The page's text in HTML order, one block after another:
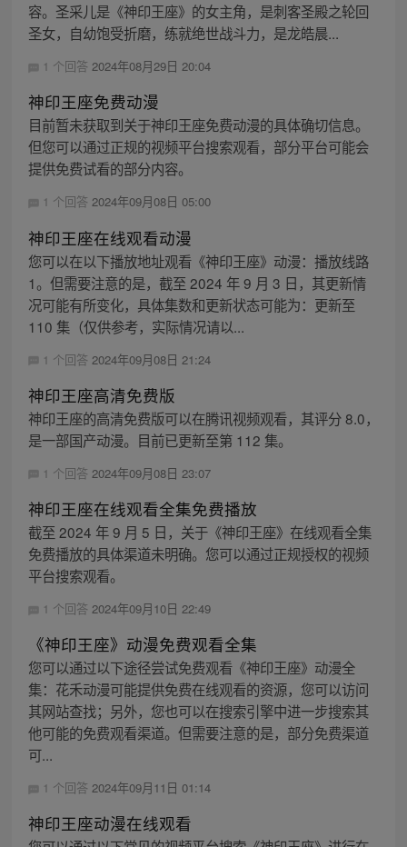
容。圣采儿是《神印王座》的女主角，是刺客圣殿之轮回
圣女，自幼饱受折磨，练就绝世战斗力，是龙皓晨...
1 个回答 2024年08月29日 20:04
神印王座免费动漫
目前暂未获取到关于神印王座免费动漫的具体确切信息。
但您可以通过正规的视频平台搜索观看，部分平台可能会
提供免费试看的部分内容。
1 个回答 2024年09月08日 05:00
神印王座在线观看动漫
您可以在以下播放地址观看《神印王座》动漫：播放线路
1。但需要注意的是，截至 2024 年 9 月 3 日，其更新情
况可能有所变化，具体集数和更新状态可能为：更新至
110 集（仅供参考，实际情况请以...
1 个回答 2024年09月08日 21:24
神印王座高清免费版
神印王座的高清免费版可以在腾讯视频观看，其评分 8.0，
是一部国产动漫。目前已更新至第 112 集。
1 个回答 2024年09月08日 23:07
神印王座在线观看全集免费播放
截至 2024 年 9 月 5 日，关于《神印王座》在线观看全集
免费播放的具体渠道未明确。您可以通过正规授权的视频
平台搜索观看。
1 个回答 2024年09月10日 22:49
《神印王座》动漫免费观看全集
您可以通过以下途径尝试免费观看《神印王座》动漫全
集：花禾动漫可能提供免费在线观看的资源，您可以访问
其网站查找；另外，您也可以在搜索引擎中进一步搜索其
他可能的免费观看渠道。但需要注意的是，部分免费渠道
可...
1 个回答 2024年09月11日 01:14
神印王座动漫在线观看